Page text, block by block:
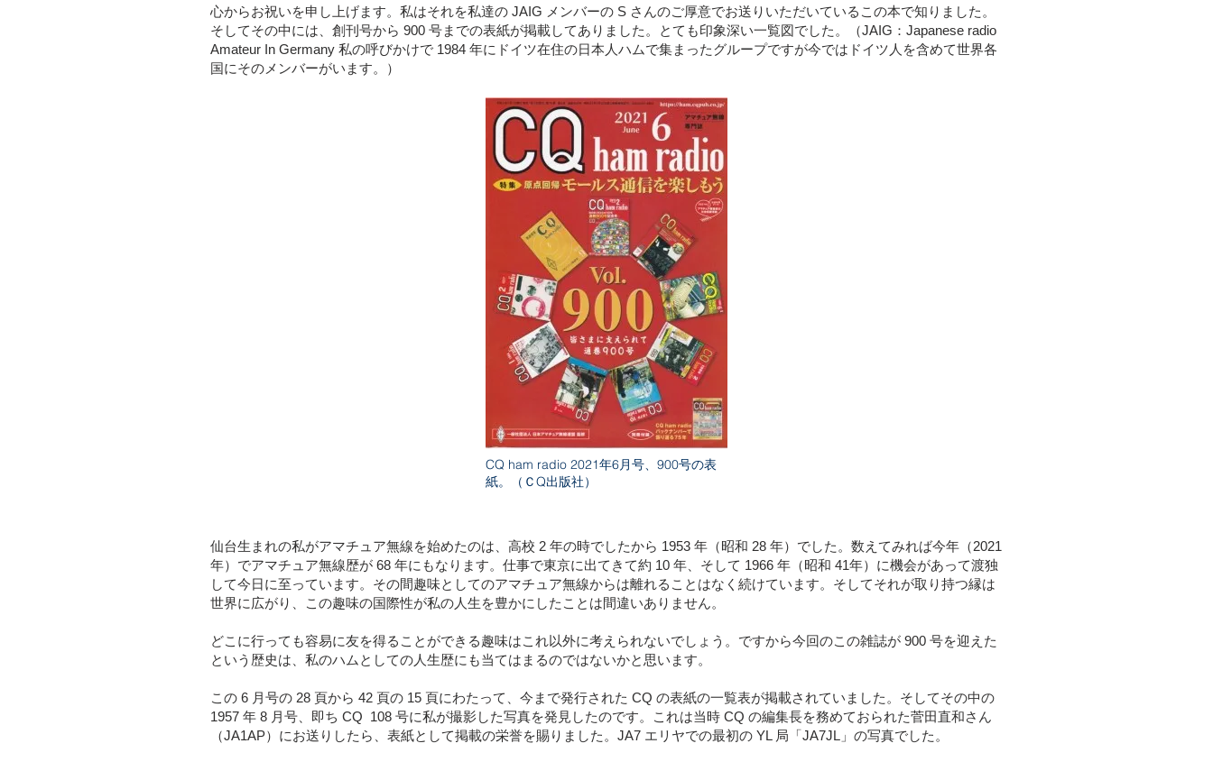
心からお祝いを申し上げます。私はそれを私達の JAIG メンバーの S さんのご厚意でお送りいただいているこの本で知りました。
そしてその中には、創刊号から 900 号までの表紙が掲載してありました。とても印象深い一覧図でした。（JAIG：Japanese radio
Amateur In Germany 私の呼びかけで 1984 年にドイツ在住の日本人ハムで集まったグループですが今ではドイツ人を含めて世界各
国にそのメンバーがいます。）
CQ ham radio 2021年6月号、900号の表
紙。（ＣQ出版社）
仙台生まれの私がアマチュア無線を始めたのは、高校 2 年の時でしたから 1953 年（昭和 28 年）でした。数えてみれば今年（2021
年）でアマチュア無線歴が 68 年にもなります。仕事で東京に出てきて約 10 年、そして 1966 年（昭和 41年）に機会があって渡独
して今日に至っています。その間趣味としてのアマチュア無線からは離れることはなく続けています。そしてそれが取り持つ縁は
世界に広がり、この趣味の国際性が私の人生を豊かにしたことは間違いありません。
どこに行っても容易に友を得ることができる趣味はこれ以外に考えられないでしょう。ですから今回のこの雑誌が 900 号を迎えた
という歴史は、私のハムとしての人生歴にも当てはまるのではないかと思います。
この 6 月号の 28 頁から 42 頁の 15 頁にわたって、今まで発行された CQ の表紙の一覧表が掲載されていました。そしてその中の
1957 年 8 月号、即ち CQ 108 号に私が撮影した写真を発見したのです。これは当時 CQ の編集長を務めておられた菅田直和さん
（JA1AP）にお送りしたら、表紙として掲載の栄誉を賜りました。JA7 エリヤでの最初の YL 局「JA7JL」の写真でした。